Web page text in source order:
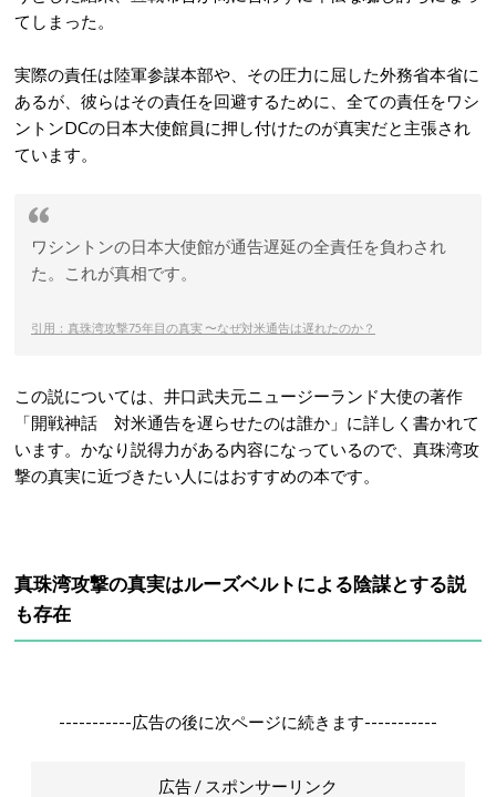
てしまった。
実際の責任は陸軍参謀本部や、その圧力に屈した外務省本省に
あるが、彼らはその責任を回避するために、全ての責任をワシ
ントンDCの日本大使館員に押し付けたのが真実だと主張され
ています。
ワシントンの日本大使館が通告遅延の全責任を負わされ
た。これが真相です。
引用：真珠湾攻撃75年目の真実 〜なぜ対米通告は遅れたのか？
この説については、井口武夫元ニュージーランド大使の著作
「開戦神話 対米通告を遅らせたのは誰か」に詳しく書かれて
います。かなり説得力がある内容になっているので、真珠湾攻
撃の真実に近づきたい人にはおすすめの本です。
真珠湾攻撃の真実はルーズベルトによる陰謀とする説
も存在
-----------広告の後に次ページに続きます-----------
広告 / スポンサーリンク